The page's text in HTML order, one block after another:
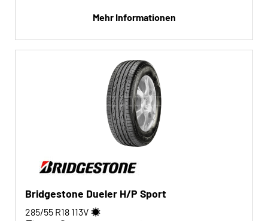
Mehr Informationen
Bridgestone Dueler H/P Sport
285/55 R18 113V